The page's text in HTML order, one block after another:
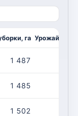
га
1 487
1 485
1 502